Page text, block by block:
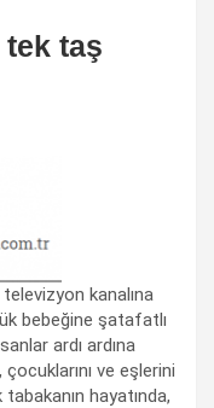
tek taş
kanalına
bebeğine şatafatlı
ardı ardına
ve eşlerini
hayatında,